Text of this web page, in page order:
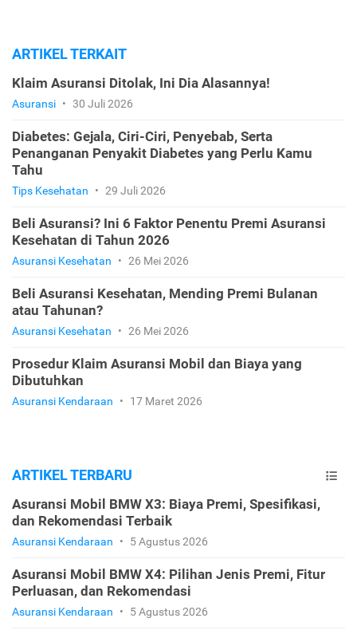
ARTIKEL TERKAIT
Klaim Asuransi Ditolak, Ini Dia Alasannya!
Asuransi • 30 Juli 2026
Diabetes: Gejala, Ciri-Ciri, Penyebab, Serta
Penanganan Penyakit Diabetes yang Perlu Kamu
Tahu
Tips Kesehatan • 29 Juli 2026
Beli Asuransi? Ini 6 Faktor Penentu Premi Asuransi
Kesehatan di Tahun 2026
Asuransi Kesehatan • 26 Mei 2026
Beli Asuransi Kesehatan, Mending Premi Bulanan
atau Tahunan?
Asuransi Kesehatan • 26 Mei 2026
Prosedur Klaim Asuransi Mobil dan Biaya yang
Dibutuhkan
Asuransi Kendaraan • 17 Maret 2026
ARTIKEL TERBARU
Asuransi Mobil BMW X3: Biaya Premi, Spesifikasi,
dan Rekomendasi Terbaik
Asuransi Kendaraan • 5 Agustus 2026
Asuransi Mobil BMW X4: Pilihan Jenis Premi, Fitur
Perluasan, dan Rekomendasi
Asuransi Kendaraan • 5 Agustus 2026